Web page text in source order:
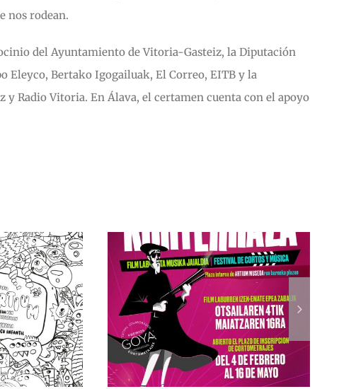
nos rodean.
del Ayuntamiento de Vitoria-Gasteiz, la Diputación
Eleyco, Bertako Igogailuak, El Correo, EITB y la
Radio Vitoria. En Álava, el certamen cuenta con el apoyo
plazo de
de
para
2026
12.000 personas
disfrutan con
Korterraza 2025